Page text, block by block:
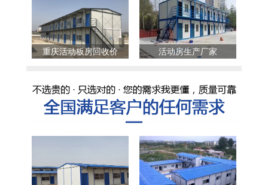
重庆活动板房回收价 活动房生产厂家